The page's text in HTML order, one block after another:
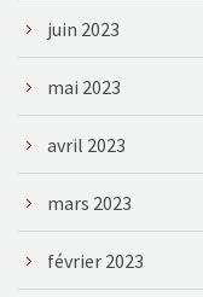
juin 2023
mai 2023
avril 2023
mars 2023
février 2023